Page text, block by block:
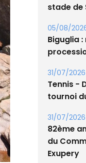
06/08/
stade de
05/08/
31/07/
tournoi du
31/07/
82ème